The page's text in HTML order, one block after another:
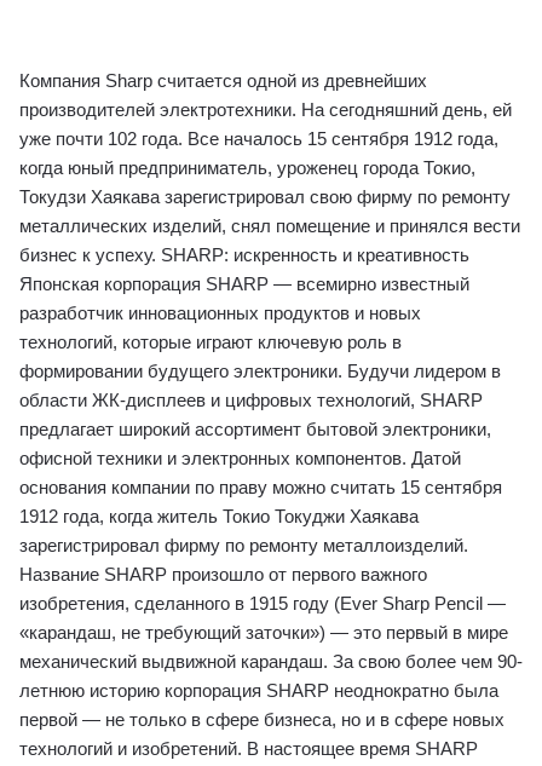
Компания Sharp считается одной из древнейших
производителей электротехники. На сегодняшний день, ей
уже почти 102 года. Все началось 15 сентября 1912 года,
когда юный предприниматель, уроженец города Токио,
Токудзи Хаякава зарегистрировал свою фирму по ремонту
металлических изделий, снял помещение и принялся вести
бизнес к успеху. SHARP: искренность и креативность
Японская корпорация SHARP ― всемирно известный
разработчик инновационных продуктов и новых
технологий, которые играют ключевую роль в
формировании будущего электроники. Будучи лидером в
области ЖК-дисплеев и цифровых технологий, SHARP
предлагает широкий ассортимент бытовой электроники,
офисной техники и электронных компонентов. Датой
основания компании по праву можно считать 15 сентября
1912 года, когда житель Токио Токуджи Хаякава
зарегистрировал фирму по ремонту металлоизделий.
Название SHARP произошло от первого важного
изобретения, сделанного в 1915 году (Ever Sharp Pencil ―
«карандаш, не требующий заточки») ― это первый в мире
механический выдвижной карандаш. За свою более чем 90-
летнюю историю корпорация SHARP неоднократно была
первой ― не только в сфере бизнеса, но и в сфере новых
технологий и изобретений. В настоящее время SHARP